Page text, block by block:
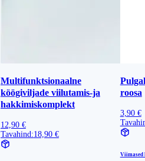
Multifunktsionaalne
köögiviljade viilutamis-ja
hakkimiskomplekt
12,90 €
Tavahind:18,90 €
roosa
3,90 €
Viimased